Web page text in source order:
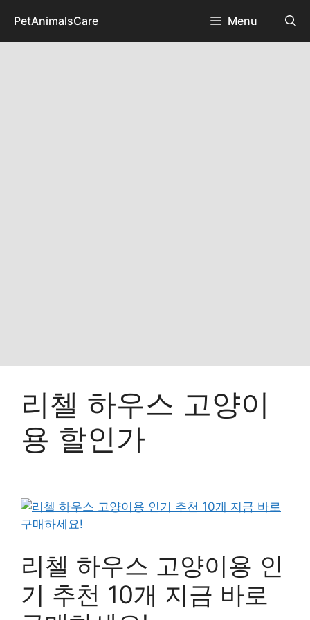
content
PetAnimalsCare Menu
리첼 하우스 고양이
용 할인가
리첼 하우스 고양이용 인
기 추천 10개 지금 바로